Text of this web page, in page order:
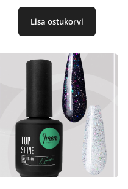
Lisa ostukorvi